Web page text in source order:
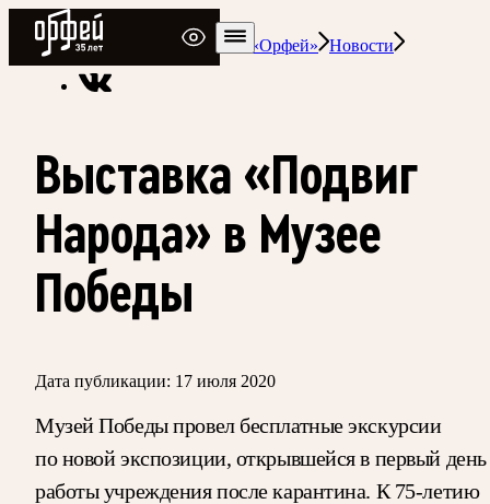
Радио Орфей
Радио классической музыки «Орфей»
Новости
Выставка «Подвиг
Народа» в Музее
Победы
Дата публикации: 17 июля 2020
Музей Победы провел бесплатные экскурсии
по новой экспозиции, открывшейся в первый день
работы учреждения после карантина. К 75-летию